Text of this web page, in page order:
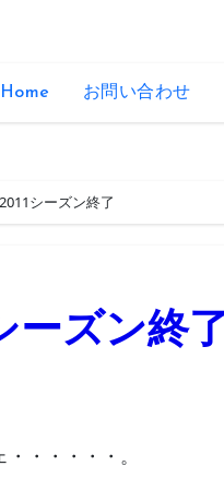
Home お問い合わせ
シーズン終了
ーズン終了
・・・・・・。